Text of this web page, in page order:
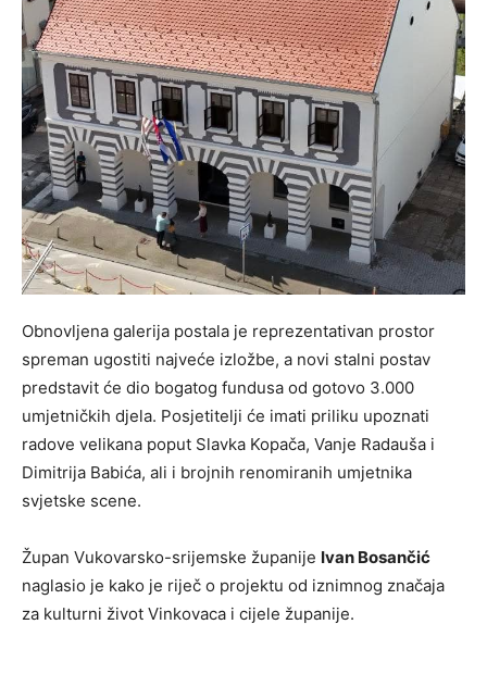
Obnovljena galerija postala je reprezentativan prostor
spreman ugostiti najveće izložbe, a novi stalni postav
predstavit će dio bogatog fundusa od gotovo 3.000
umjetničkih djela. Posjetitelji će imati priliku upoznati
radove velikana poput Slavka Kopača, Vanje Radauša i
Dimitrija Babića, ali i brojnih renomiranih umjetnika
svjetske scene.
Župan Vukovarsko-srijemske županije Ivan Bosančić
naglasio je kako je riječ o projektu od iznimnog značaja
za kulturni život Vinkovaca i cijele županije.